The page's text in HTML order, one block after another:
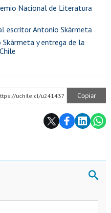
Nacional de Literatura
escritor Antonio Skármeta
y entrega de la
uchile.cl/u241437 Copiar